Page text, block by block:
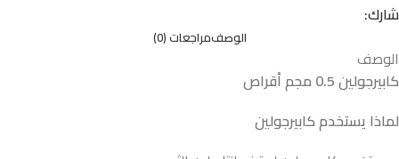
شارك:
الوصفمراجعات (0)
الوصف
كابيرجولين 0.5 مجم أقراص
لماذا يستخدم كابيرجولين